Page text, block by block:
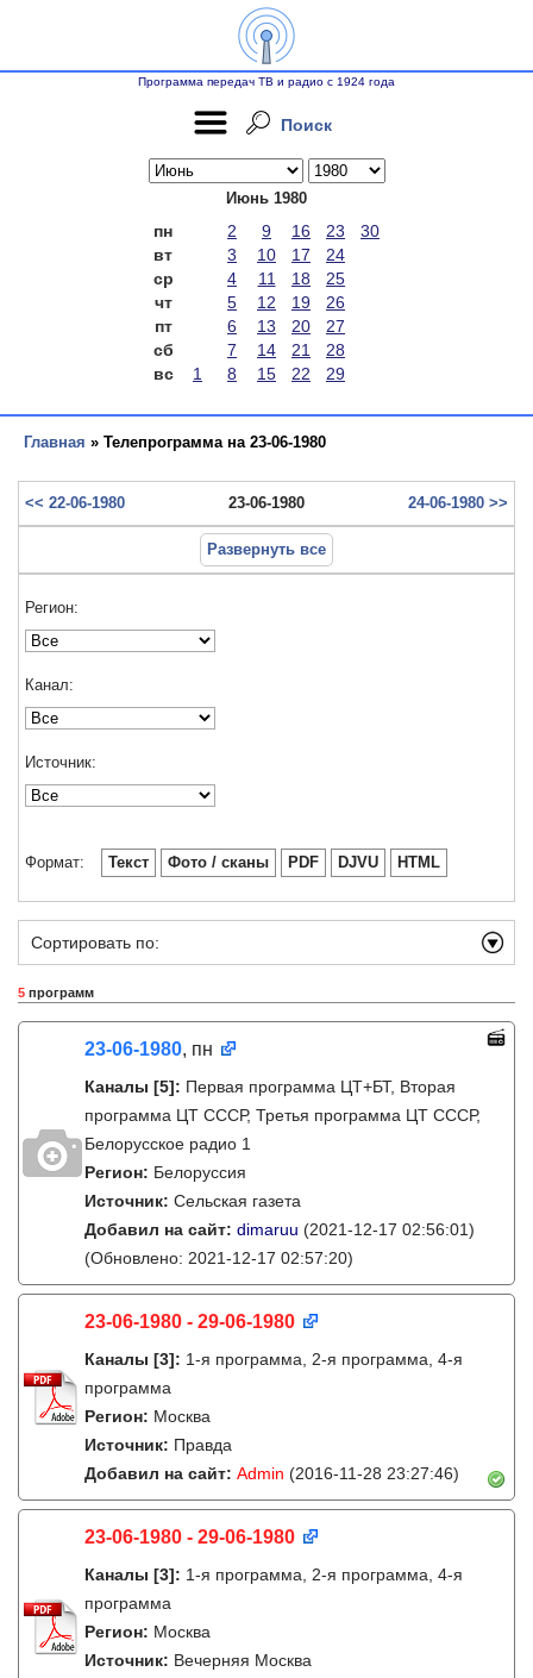
Программа передач ТВ и радио с 1924 года
Поиск
Июнь 1980
пн 2 9 16 23
30
вт
3 10 17
24
ср
4 11 18
25
чт
5 12 19
26
пт
6 13 20
27
сб
7 14 21
28
вс
1 8 15 22 29
Главная » Телепрограмма на 23-06-1980
<< 22-06-1980 23-06-1980 24-06-1980 >>
Развернуть все
Регион:
Канал:
Источник:
Формат: Текст Фото / сканы PDF DJVU HTML
Сортировать по:
5 программ
23-06-1980, пн
Каналы [5]: Первая программа ЦТ+БТ, Вторая
программа ЦТ ССCР, Третья программа ЦТ ССCР,
Белорусское радио 1
Регион: Белоруссия
Источник: Сельская газета
Добавил на сайт: dimaruu (2021-12-17 02:56:01)
(Обновлено: 2021-12-17 02:57:20)
23-06-1980 - 29-06-1980
Каналы [3]: 1-я программа, 2-я программа, 4-я
программа
Регион: Москва
Источник: Правда
Добавил на сайт: Admin (2016-11-28 23:27:46)
23-06-1980 - 29-06-1980
Каналы [3]: 1-я программа, 2-я программа, 4-я
программа
Регион: Москва
Источник: Вечерняя Москва